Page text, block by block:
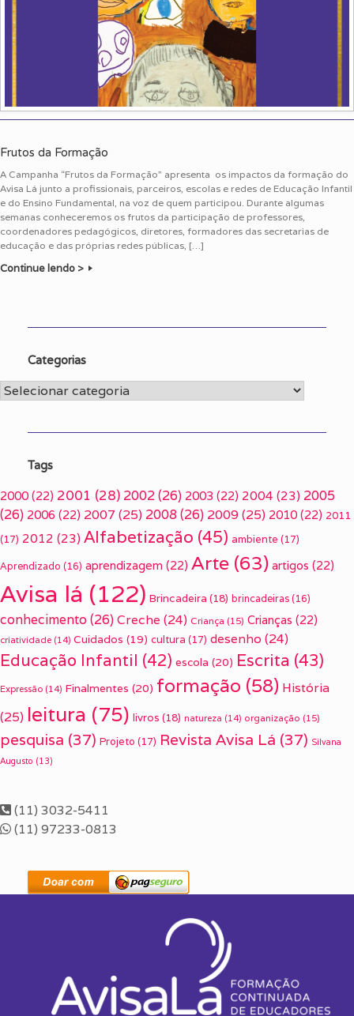
Frutos da Formação
A Campanha “Frutos da Formação” apresenta os impactos da formação do
Avisa Lá junto a profissionais, parceiros, escolas e redes de Educação Infantil
e do Ensino Fundamental, na voz de quem participou. Durante algumas
semanas conheceremos os frutos da participação de professores,
coordenadores pedagógicos, diretores, formadores das secretarias de
educação e das próprias redes públicas, […]
Continue lendo >
Categorias
Categorias
Tags
2000 (22) 2001 (28) 2002(26) 2003 (22) 2004 (23) 2005
(26) 2006 (22) 2007 (25) 2008(26) 2009(25) 2010 (22) 2011
(17) 2012 (23) Alfabetização (45) ambiente (17)
Aprendizado (16) aprendizagem (22) Arte (63) artigos (22)
Avisa lá (122) Brincadeira (18) brincadeiras (16)
conhecimento(26) Creche (24) Criança (15) Crianças (22)
criatividade (14) Cuidados (19) cultura (17) desenho (24)
Educação Infantil (42) escola (20) Escrita (43)
Expressão (14) Finalmentes (20) formação (58) História
(25) leitura (75) livros (18) natureza (14) organização (15)
pesquisa (37) Projeto (17) Revista Avisa Lá (37) Silvana
Augusto (13)
(11) 3032-5411
(11) 97233-0813